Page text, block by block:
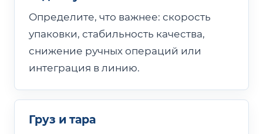
Определите, что важнее: скорость
упаковки, стабильность качества,
снижение ручных операций или
интеграция в линию.
Груз и тара